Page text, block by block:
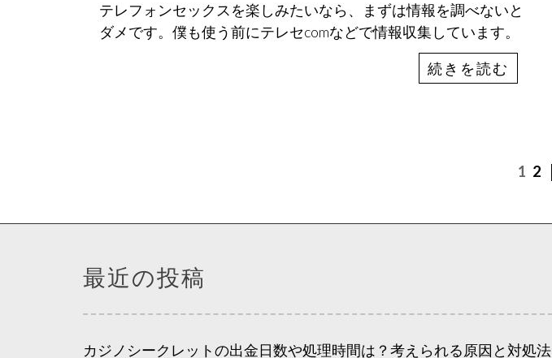
テレフォンセックスを楽しみたいなら、まずは情報を調べないと
ダメです。僕も使う前にテレセcomなどで情報収集しています。
続きを読む
の
ー
ジ
1 2
最近の投稿
カジノシークレットの出金日数や処理時間は？考えられる原因と対処法